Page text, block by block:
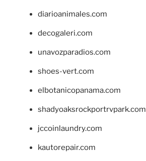
diarioanimales.com
decogaleri.com
unavozparadios.com
shoes-vert.com
elbotanicopanama.com
shadyoaksrockportrvpark.com
jccoinlaundry.com
kautorepair.com